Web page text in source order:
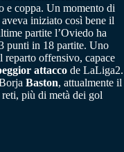
e coppa. Un momento di
aveva iniziato così bene il
partite l’Oviedo ha
punti in 18 partite. Uno
offensivo, capace
attacco de LaLiga2.
Baston, attualmente il
più di metà dei gol